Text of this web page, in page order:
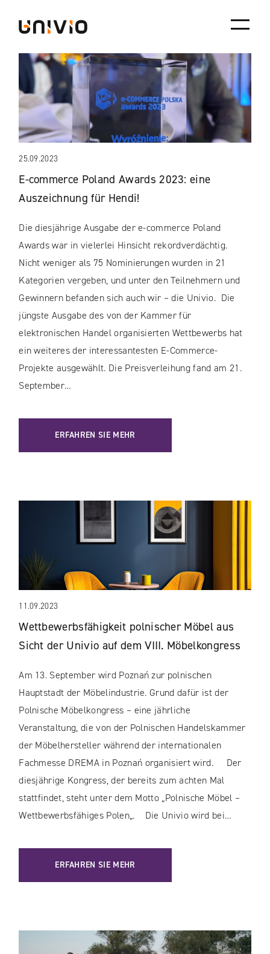
content
25.09.2023
E-commerce Poland Awards 2023: eine
Auszeichnung für Hendi!
Die diesjährige Ausgabe der e-commerce Poland
Awards war in vielerlei Hinsicht rekordverdächtig.
Nicht weniger als 75 Nominierungen wurden in 21
Kategorien vergeben, und unter den Teilnehmern und
Gewinnern befanden sich auch wir – die Univio. Die
jüngste Ausgabe des von der Kammer für
elektronischen Handel organisierten Wettbewerbs hat
ein weiteres der interessantesten E-Commerce-
Projekte ausgewählt. Die Preisverleihung fand am 21.
September…
ERFAHREN SIE MEHR
11.09.2023
Wettbewerbsfähigkeit polnischer Möbel aus
Sicht der Univio auf dem VIII. Möbelkongress
Am 13. September wird Poznań zur polnischen
Hauptstadt der Möbelindustrie. Grund dafür ist der
Polnische Möbelkongress – eine jährliche
Veranstaltung, die von der Polnischen Handelskammer
der Möbelhersteller während der internationalen
Fachmesse DREMA in Poznań organisiert wird. Der
diesjährige Kongress, der bereits zum achten Mal
stattfindet, steht unter dem Motto „Polnische Möbel –
Wettbewerbsfähiges Polen„. Die Univio wird bei…
ERFAHREN SIE MEHR